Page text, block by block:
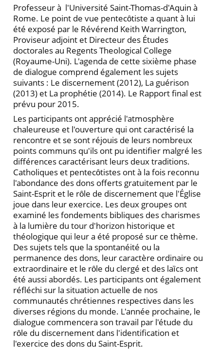
Professeur à l'Université Saint-Thomas-d'Aquin à
Rome. Le point de vue pentecȏtiste a quant à lui
été exposé par le Révérend Keith Warrington,
Proviseur adjoint et Directeur des Études
doctorales au Regents Theological College
(Royaume-Uni). L'agenda de cette sixième phase
de dialogue comprend également les sujets
suivants : Le discernement (2012), La guérison
(2013) et La prophétie (2014). Le Rapport final est
prévu pour 2015.
Les participants ont apprécié l'atmosphère
chaleureuse et l'ouverture qui ont caractérisé la
rencontre et se sont réjouis de leurs nombreux
points communs qu'ils ont pu identifier malgré les
différences caractérisant leurs deux traditions.
Catholiques et pentecȏtistes ont à la fois reconnu
l'abondance des dons offerts gratuitement par le
Saint-Esprit et le rȏle de discernement que l'Église
joue dans leur exercice. Les deux groupes ont
examiné les fondements bibliques des charismes
à la lumière du tour d'horizon historique et
théologique qui leur a été proposé sur ce thème.
Des sujets tels que la spontanéité ou la
permanence des dons, leur caractère ordinaire ou
extraordinaire et le rȏle du clergé et des laȉcs ont
été aussi abordés. Les participants ont également
réfléchi sur la situation actuelle de nos
communautés chrétiennes respectives dans les
diverses régions du monde. L'année prochaine, le
dialogue commencera son travail par l'étude du
rȏle du discernement dans l'identification et
l'exercice des dons du Saint-Esprit.